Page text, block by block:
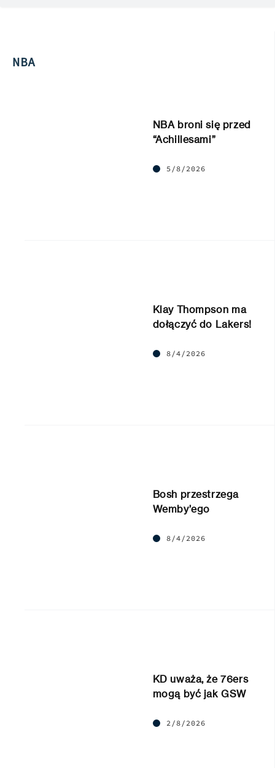
NBA
NBA broni się przed
“Achillesami”
5/8/2026
Klay Thompson ma
dołączyć do Lakers!
8/4/2026
Bosh przestrzega
Wemby’ego
8/4/2026
KD uważa, że 76ers
mogą być jak GSW
2/8/2026